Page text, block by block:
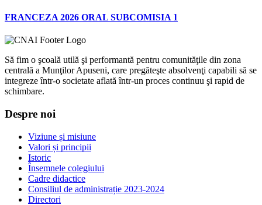
FRANCEZA 2026 ORAL SUBCOMISIA 1
Să fim o şcoală utilă şi performantă pentru comunităţile din zona
centrală a Munţilor Apuseni, care pregăteşte absolvenţi capabili să se
integreze într-o societate aflată într-un proces continuu şi rapid de
schimbare.
Despre noi
Viziune și misiune
Valori și principii
Istoric
Însemnele colegiului
Cadre didactice
Consiliul de administrație 2023-2024
Directori